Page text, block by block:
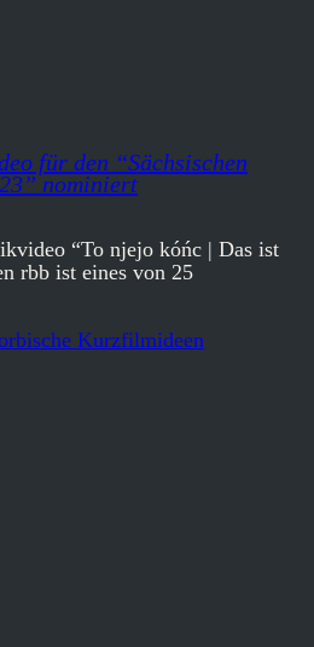
für den “Sächsischen
nominiert
“To njejo kóńc | Das ist
rbb ist eines von 25